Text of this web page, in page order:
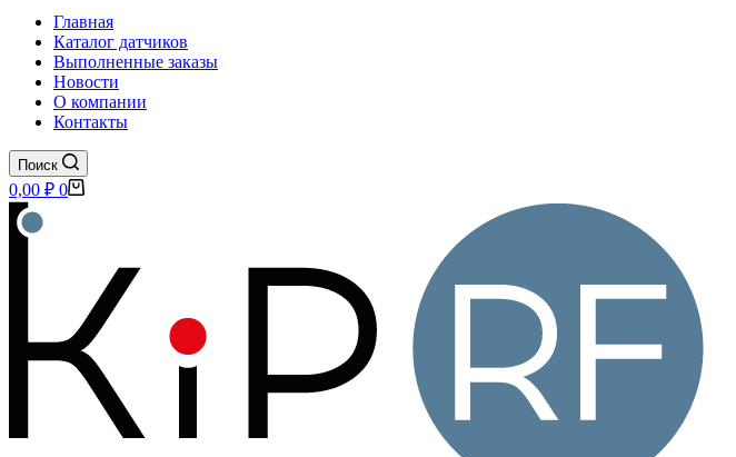
Главная
Каталог датчиков
Выполненные заказы
Новости
О компании
Контакты
Поиск
Корзина
0,00 ₽ 0